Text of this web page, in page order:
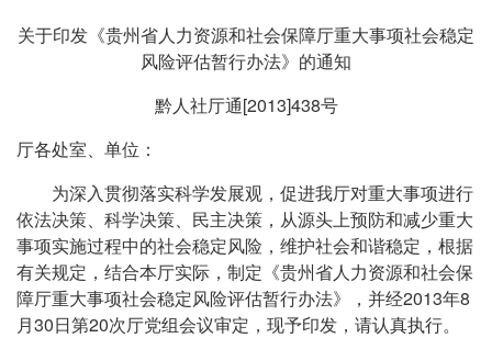
关于印发《贵州省人力资源和社会保障厅重大事项社会稳定
风险评估暂行办法》的通知
黔人社厅通[2013]438号
厅各处室、单位：
为深入贯彻落实科学发展观，促进我厅对重大事项进行
依法决策、科学决策、民主决策，从源头上预防和减少重大
事项实施过程中的社会稳定风险，维护社会和谐稳定，根据
有关规定，结合本厅实际，制定《贵州省人力资源和社会保
障厅重大事项社会稳定风险评估暂行办法》，并经2013年8
月30日第20次厅党组会议审定，现予印发，请认真执行。